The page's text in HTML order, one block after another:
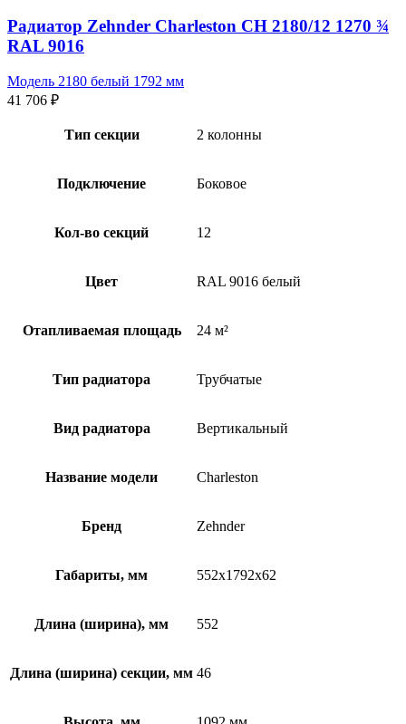
Радиатор Zehnder Charleston CH 2180/12 1270 ¾
RAL 9016
Модель 2180 белый 1792 мм
41 706 ₽
Тип секции 2 колонны
Подключение Боковое
Кол-во секций 12
Цвет RAL 9016 белый
Отапливаемая площадь 24 м²
Тип радиатора Трубчатые
Вид радиатора Вертикальный
Название модели Charleston
Бренд Zehnder
Габариты, мм 552x1792x62
Длина (ширина), мм 552
Длина (ширина) секции, мм 46